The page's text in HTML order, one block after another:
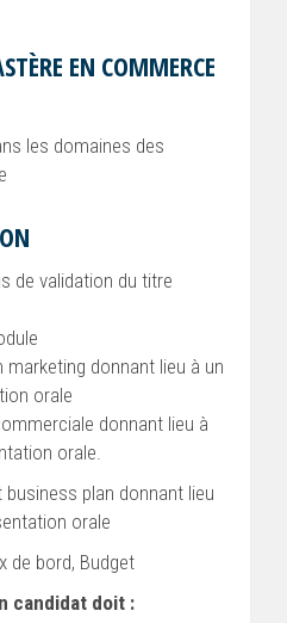
EN COMMERCE
les domaines des
de validation du titre
marketing donnant lieu à un
orale
donnant lieu à
orale.
plan donnant lieu
orale
de bord, Budget
candidat doit :